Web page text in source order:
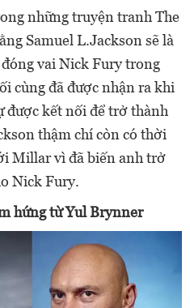
những truyện tranh The
Samuel L.Jackson sẽ là
vai Nick Fury trong
cùng đã được nhận ra khi
được kết nối để trở thành
thậm chí còn có thời
Millar vì đã biến anh trở
Nick Fury.
hứng từ Yul Brynner